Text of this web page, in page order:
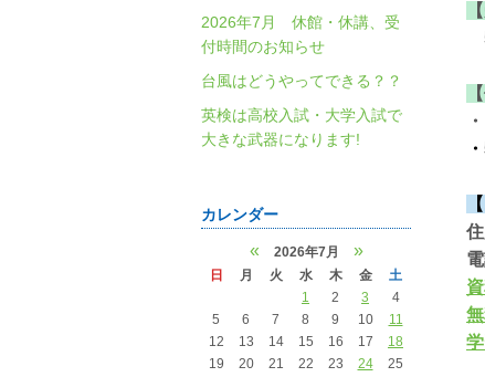
2026年7月 休館・休講、受
付時間のお知らせ
台風はどうやってできる？？
英検は高校入試・大学入試で
大きな武器になります!
カレンダー
« 2026年7月 »
日 月 火 水 木 金
土
1
2 3
4
5
6 7 8 9 10
11
12
13 14 15 16 17
18
19
20 21 22 23 24
25